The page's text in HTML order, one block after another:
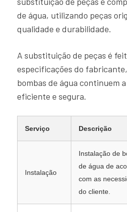
de água, utilizando peças
qualidade e durabilidade.
A substituição de peças é
especificações do
bombas de água continuem
eficiente e segura.
Serviço Descrição
Instalação
Instalação de
de água de
com as
do cliente.